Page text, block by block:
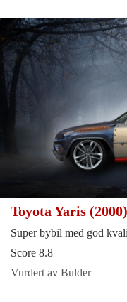
Toyota Yaris (2000)
Super bybil med god
Score 8.8
Vurdert av Bulder